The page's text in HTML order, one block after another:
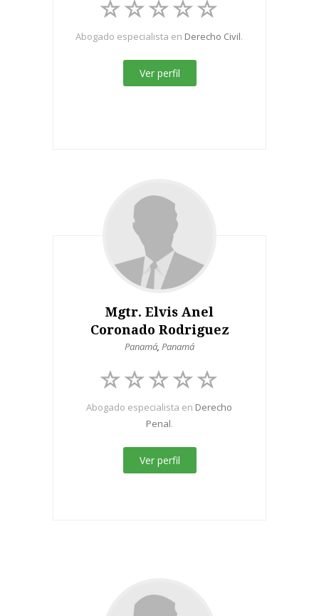
Abogado especialista en Derecho Civil.
Ver perfil
Mgtr. Elvis Anel
Coronado Rodriguez
Panamá, Panamá
Abogado especialista en Derecho
Penal.
Ver perfil